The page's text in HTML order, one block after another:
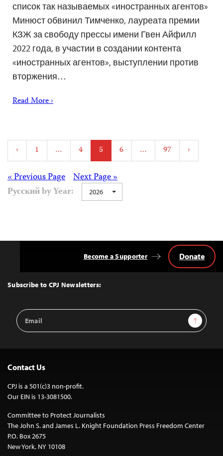
список так называемых «иностранных агентов»
Минюст обвинил Тимченко, лауреата премии
КЗЖ за свободу прессы имени Гвен Айфилл
2022 года, в участии в создании контента
«иностранных агентов», выступлении против
вторжения…
Read More ›
Posts
pagination
‹ 1 … 4 5 6 … 97 ›
Posts
navigation
Next Page »
« Previous Page
Русский by Year:
2026
Top
Subscribe to CPJ Newsletters:
Email
Address
Sign Up
Become a Supporter Donate
Contact Us
CPJ is a 501(c)3 non-profit.
Our EIN is 13-3081500.
Committee to Protect Journalists
The John S. and James L. Knight Foundation Press Freedom Center
P.O. Box 2675
New York, NY 10108